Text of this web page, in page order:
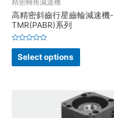
精密轉角減速機
高精密斜齒行星齒輪減速機-
TMR(PABR)系列
Rated
out
of
Select options